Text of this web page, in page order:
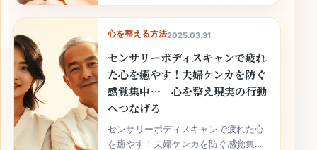
心を整える方法2025.03.31
センサリーボディスキャンで疲れ
た心を癒やす！夫婦ケンカを防ぐ
感覚集中…｜心を整え現実の行動
へつなげる
センサリーボディスキャンで疲れた心
を癒やす！夫婦ケンカを防ぐ感覚集